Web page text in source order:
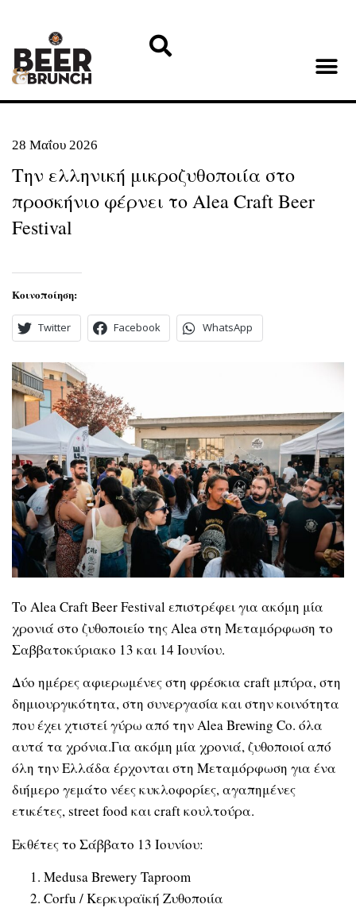
28 Μαΐου 2026
Την ελληνική μικροζυθοποιία στο
προσκήνιο φέρνει το Alea Craft Beer
Festival
Κοινοποίηση:
Twitter Facebook WhatsApp
Το Alea Craft Beer Festival επιστρέφει για ακόμη μία
χρονιά στο ζυθοποιείο της Alea στη Μεταμόρφωση το
Σαββατοκύριακο 13 και 14 Ιουνίου.
Δύο ημέρες αφιερωμένες στη φρέσκια craft μπύρα, στη
δημιουργικότητα, στη συνεργασία και στην κοινότητα
που έχει χτιστεί γύρω από την Alea Brewing Co. όλα
αυτά τα χρόνια.Για ακόμη μία χρονιά, ζυθοποιοί από
όλη την Ελλάδα έρχονται στη Μεταμόρφωση για ένα
διήμερο γεμάτο νέες κυκλοφορίες, αγαπημένες
ετικέτες, street food και craft κουλτούρα.
Εκθέτες το Σάββατο 13 Ιουνίου:
Medusa Brewery Taproom
Corfu / Κερκυραϊκή Ζυθοποιία